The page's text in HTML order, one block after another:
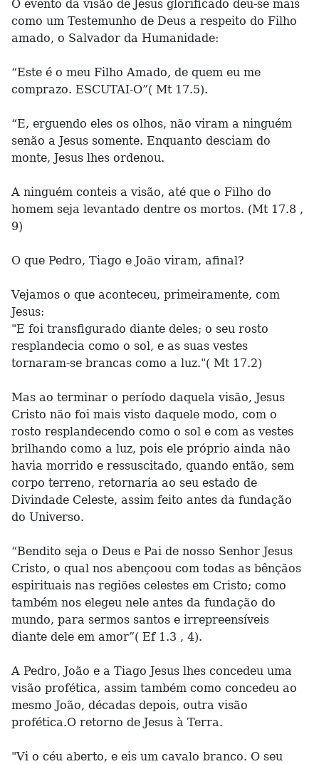
O evento da visão de Jesus glorificado deu-se mais
como um Testemunho de Deus a respeito do Filho
amado, o Salvador da Humanidade:
“Este é o meu Filho Amado, de quem eu me
comprazo. ESCUTAI-O”( Mt 17.5).
“E, erguendo eles os olhos, não viram a ninguém
senão a Jesus somente. Enquanto desciam do
monte, Jesus lhes ordenou.
A ninguém conteis a visão, até que o Filho do
homem seja levantado dentre os mortos. (Mt 17.8 ,
9)
O que Pedro, Tiago e João viram, afinal?
Vejamos o que aconteceu, primeiramente, com
Jesus:
"E foi transfigurado diante deles; o seu rosto
resplandecia como o sol, e as suas vestes
tornaram-se brancas como a luz."( Mt 17.2)
Mas ao terminar o período daquela visão, Jesus
Cristo não foi mais visto daquele modo, com o
rosto resplandecendo como o sol e com as vestes
brilhando como a luz, pois ele próprio ainda não
havia morrido e ressuscitado, quando então, sem
corpo terreno, retornaria ao seu estado de
Divindade Celeste, assim feito antes da fundação
do Universo.
“Bendito seja o Deus e Pai de nosso Senhor Jesus
Cristo, o qual nos abençoou com todas as bênçãos
espirituais nas regiões celestes em Cristo; como
também nos elegeu nele antes da fundação do
mundo, para sermos santos e irrepreensíveis
diante dele em amor”( Ef 1.3 , 4).
A Pedro, João e a Tiago Jesus lhes concedeu uma
visão profética, assim também como concedeu ao
mesmo João, décadas depois, outra visão
profética.O retorno de Jesus à Terra.
"Vi o céu aberto, e eis um cavalo branco. O seu